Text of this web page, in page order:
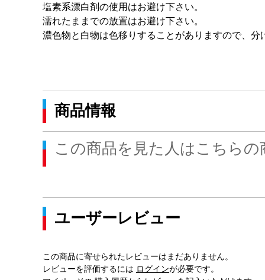
塩素系漂白剤の使用はお避け下さい。
濡れたままでの放置はお避け下さい。
濃色物と白物は色移りすることがありますので、分
商品情報
この商品を見た人はこちら
ユーザーレビュー
この商品に寄せられたレビューはまだありません。
レビューを評価するには ログインが必要です。